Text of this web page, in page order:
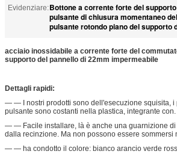
Evidenziare:Bottone a corrente forte del
pulsante di chiusura momentaneo
pulsante rotondo piano del supporto
acciaio inossidabile a corrente forte del
supporto del pannello di 22mm impermeabile
Dettagli rapidi:
— — I nostri prodotti sono dell'esecuzione squisita,
pulsante sono costanti nella plastica, integrante con.
— — Facile installare, là è anche una guarnizione di
dalla recinzione. Ma non possono essere sommersi
— — ha condotto il colore: bianco arancio verde